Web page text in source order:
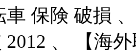
車 保険 破損
2012 、 【海